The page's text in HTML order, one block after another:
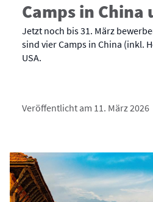
Camps in China
Jetzt noch bis 31. März
sind vier Camps in China (inkl.
USA.
Veröffentlicht am 11. März 2026